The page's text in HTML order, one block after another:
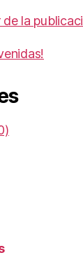
de la